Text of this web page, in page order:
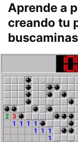
Aprende a
creando tu